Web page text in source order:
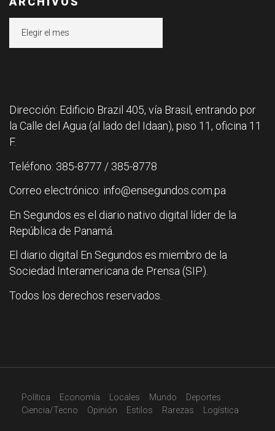
Dirección: Edificio Brazil 405, vía Brasil, entrando por
la Calle del Agua (al lado del Idaan), piso 11, oficina 11
F.
Teléfono: 385-8777 / 385-8778
Correo electrónico: info@ensegundos.com.pa
En Segundos es el diario nativo digital líder de la
República de Panamá.
El diario digital En Segundos es miembro de la
Sociedad Interamericana de Prensa (SIP).
Todos los derechos reservados.
Política Economía Locales Mundo
Deportes
Ciencia/Tecno
Opinión Estilos Rarezas Logística